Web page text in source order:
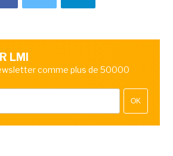
LMI
comme plus de 50000
OK